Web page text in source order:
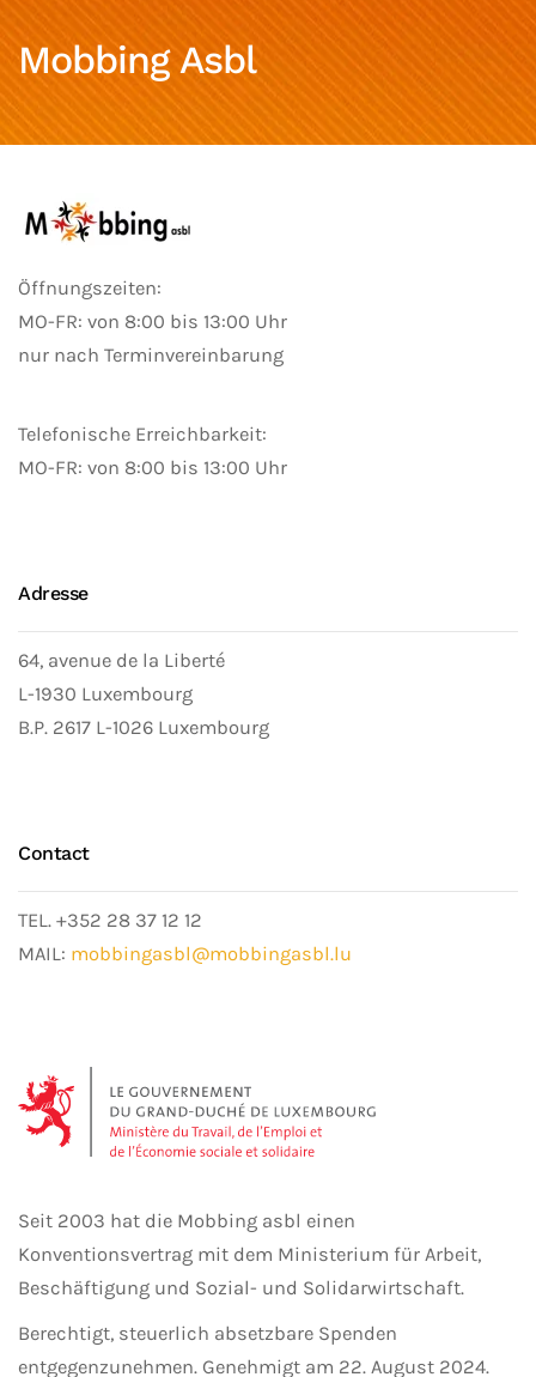
Mobbing Asbl
Öffnungszeiten:
MO-FR: von 8:00 bis 13:00 Uhr
nur nach Terminvereinbarung
Telefonische Erreichbarkeit:
MO-FR: von 8:00 bis 13:00 Uhr
Adresse
64, avenue de la Liberté
L-1930 Luxembourg
B.P. 2617 L-1026 Luxembourg
Contact
TEL. +352 28 37 12 12
MAIL: mobbingasbl@mobbingasbl.lu
Seit 2003 hat die Mobbing asbl einen
Konventionsvertrag mit dem Ministerium für Arbeit,
Beschäftigung und Sozial- und Solidarwirtschaft.
Berechtigt, steuerlich absetzbare Spenden
entgegenzunehmen. Genehmigt am 22. August 2024.